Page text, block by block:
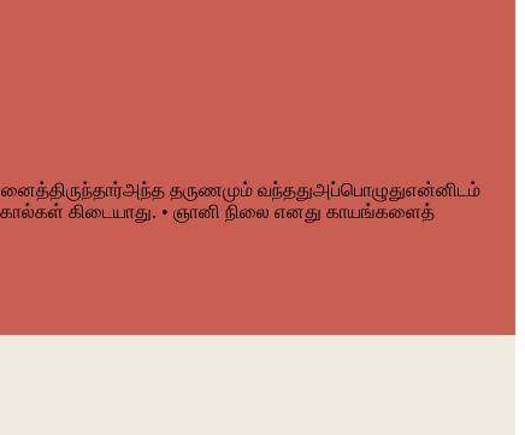
தருணமும் வந்ததுஅப்பொழுதுஎன்னிடம்
கிடையாது. • ஞானி நிலை எனது காயங்களைத்